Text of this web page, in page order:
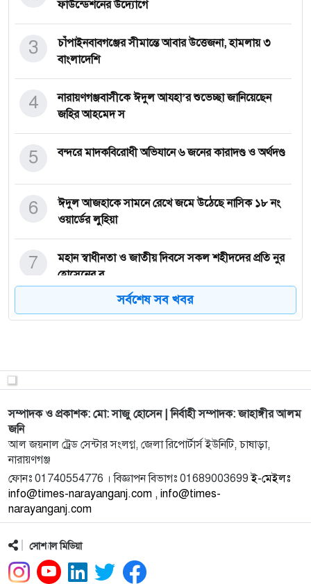
ফাউন্ডেশনের উদ্যোগে
চাঁপাইনবাবগঞ্জের সীমান্তে আবার উত্তেজনা, হামলায় ৩
বাংলাদেশি
3
নারায়ণগঞ্জবাসীকে ঈদুল আযহা’র শুভেচ্ছা জানিয়েছেন
জহির আহমেদ স
4
বন্দরে মাদকবিরোধী অভিযানে ৬ জনের কারাদণ্ড ও অর্থদণ্ড
5
ঈদুল আজহাকে সামনে রেখে জমে উঠেছে নাসিক ১৮ নং
ওয়ার্ডের লুহিয়া
6
মহান স্বাধীনতা ও জাতীয় দিবসে সকল শহীদদের প্রতি নুর
হোসেনের ব
7
মেধা ও শৃঙ্খলাই পুলিশে নিয়োগের একমাত্র মানদণ্ড:এসপি
8
কাব্যকথা'র সাহিত্য উৎসবে দক্ষ সংগঠক সম্মাননা পেলেন
9
নারায়ণগঞ্জ সদরকে পরিচ্ছন্ন উপজেলা হিসেবে গড়ে তুলতে
প্রস্তু
10
সাধারণ জনগণের আস্থা সৃষ্টির মাধ্যমে জন-প্রত্যাশা পূরণ
করতে হ
11
সংকেত
12
সর্বশেষ সব খবর
সম্পাদক ও প্রকাশক: মো: সাজু হোসেন | নির্বাহী সম্পাদক: জাহাঙ্গীর আলম
জনি
আল জয়নাল ট্রেড সেন্টার সংলগ্ন, জেলা রিপোর্টার্স ইউনিটি, চাষাড়া,
নারায়ণগঞ্জ
ফোনঃ 01740554776 । বিজ্ঞাপন বিভাগঃ 01689003699ই-মেইলঃ
info@times-narayanganj.com , info@times-
narayanganj.com
সোশ্যাল মিডিয়া